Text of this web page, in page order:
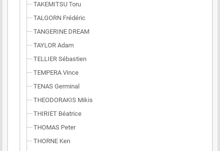
TAKEMITSU Toru
TALGORN Frédéric
TANGERINE DREAM
TAYLOR Adam
TELLIER Sébastien
TEMPERA Vince
TENAS Germinal
THEODORAKIS Mikis
THIRIET Béatrice
THOMAS Peter
THORNE Ken